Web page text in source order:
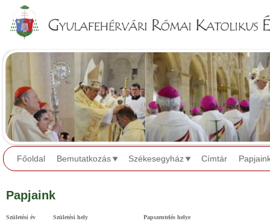
Főoldal Bemutatkozás Székesegyház Címtár
Papjaink
Születési év Születési hely Papszentelés helye